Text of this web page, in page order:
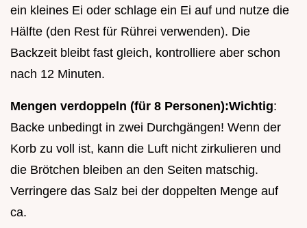
ein kleines Ei oder schlage ein Ei auf und nutze die
Hälfte (den Rest für Rührei verwenden). Die
Backzeit bleibt fast gleich, kontrolliere aber schon
nach 12 Minuten.
Mengen verdoppeln (für 8 Personen):Wichtig:
Backe unbedingt in zwei Durchgängen! Wenn der
Korb zu voll ist, kann die Luft nicht zirkulieren und
die Brötchen bleiben an den Seiten matschig.
Verringere das Salz bei der doppelten Menge auf
ca.